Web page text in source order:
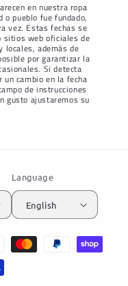
en nuestra ropa
o pueblo fue fundado,
vez. Estas fechas se
sitios web oficiales de
locales, además de
por garantizar la
Si detecta
cambio en la fecha
de instrucciones
gusto ajustaremos su
Language
English